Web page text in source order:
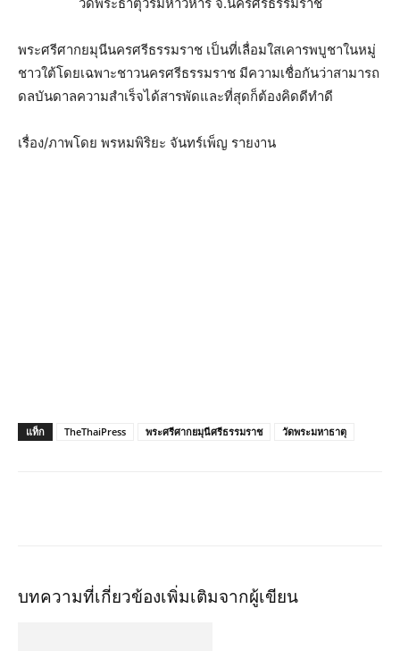
พระ​ศรี​ศากยมุนี​นครศรีธรรมราช​ เป็นที่เลื่อมใส​เคารพ​บูชา​ในหมู่
ชาวใต้โดยเฉพาะ​ชาว​นคร​ศรี​ธรรมราช​ มีความเชื่อกัน​ว่า​สามารถ​
ดลบันดาล​ความ​สำเร็จได้สารพัดและที่สุดก็ต้อง​คิดดีทำดี
เรื่อง/ภาพโดย พรหมพิริยะ จันทร์เพ็ญ รายงาน
แท็ก TheThaiPress พระศรีศากยมุนีศรีธรรมราช วัดพระมหาธาตุ
บทความที่เกี่ยวข้องเพิ่มเติมจากผู้เขียน